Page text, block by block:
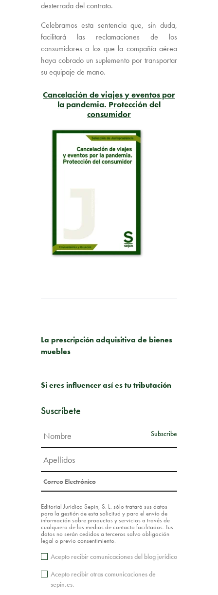
desterrada del contrato.
Celebramos esta sentencia que, sin duda,
facilitará las reclamaciones de los
consumidores a los que la compañía aérea
haya cobrado un suplemento por transportar
su equipaje de mano.
Cancelación de viajes y eventos por
la pandemia. Protección del
consumidor
La prescripción adquisitiva de bienes
muebles
Si eres influencer así es tu tributación
Suscríbete
Editorial Jurídica Sepín, S. L. sólo tratará sus datos
para la gestión de esta solicitud y para el envío de
información sobre productos y servicios a través de
cualquiera de los medios de contacto facilitados. Tus
datos no serán cedidos a terceros salvo obligación
legal o previo consentimiento.
Acepto recibir comunicaciones del blog jurídico
Acepto recibir otras comunicaciones de
sepin.es.